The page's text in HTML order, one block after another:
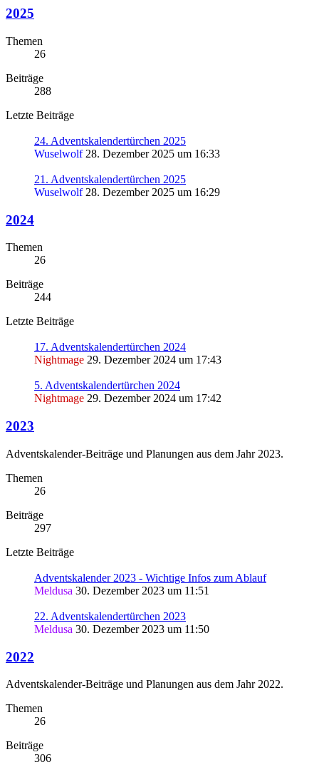
2025
Themen
26
Beiträge
288
Letzte Beiträge
24. Adventskalendertürchen 2025
Wuselwolf 28. Dezember 2025 um 16:33
21. Adventskalendertürchen 2025
Wuselwolf 28. Dezember 2025 um 16:29
2024
Themen
26
Beiträge
244
Letzte Beiträge
17. Adventskalendertürchen 2024
Nightmage 29. Dezember 2024 um 17:43
5. Adventskalendertürchen 2024
Nightmage 29. Dezember 2024 um 17:42
2023
Adventskalender-Beiträge und Planungen aus dem Jahr 2023.
Themen
26
Beiträge
297
Letzte Beiträge
Adventskalender 2023 - Wichtige Infos zum Ablauf
Meldusa 30. Dezember 2023 um 11:51
22. Adventskalendertürchen 2023
Meldusa 30. Dezember 2023 um 11:50
2022
Adventskalender-Beiträge und Planungen aus dem Jahr 2022.
Themen
26
Beiträge
306